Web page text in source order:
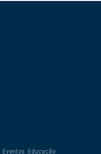
Eventos
Educação